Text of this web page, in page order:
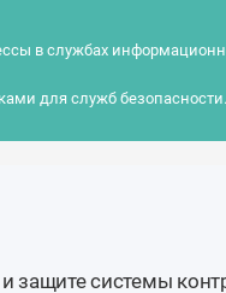
в службах
для служб безопасности.
защите системы